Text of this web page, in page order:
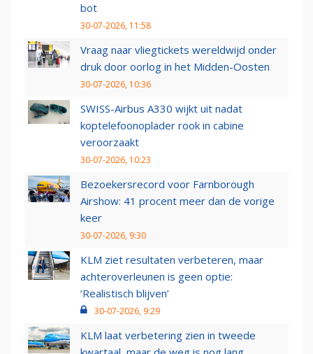
bot
30-07-2026, 11:58
Vraag naar vliegtickets wereldwijd onder
druk door oorlog in het Midden-Oosten
30-07-2026, 10:36
SWISS-Airbus A330 wijkt uit nadat
koptelefoonoplader rook in cabine
veroorzaakt
30-07-2026, 10:23
Bezoekersrecord voor Farnborough
Airshow: 41 procent meer dan de vorige
keer
30-07-2026, 9:30
KLM ziet resultaten verbeteren, maar
achteroverleunen is geen optie:
‘Realistisch blijven’
30-07-2026, 9:29
KLM laat verbetering zien in tweede